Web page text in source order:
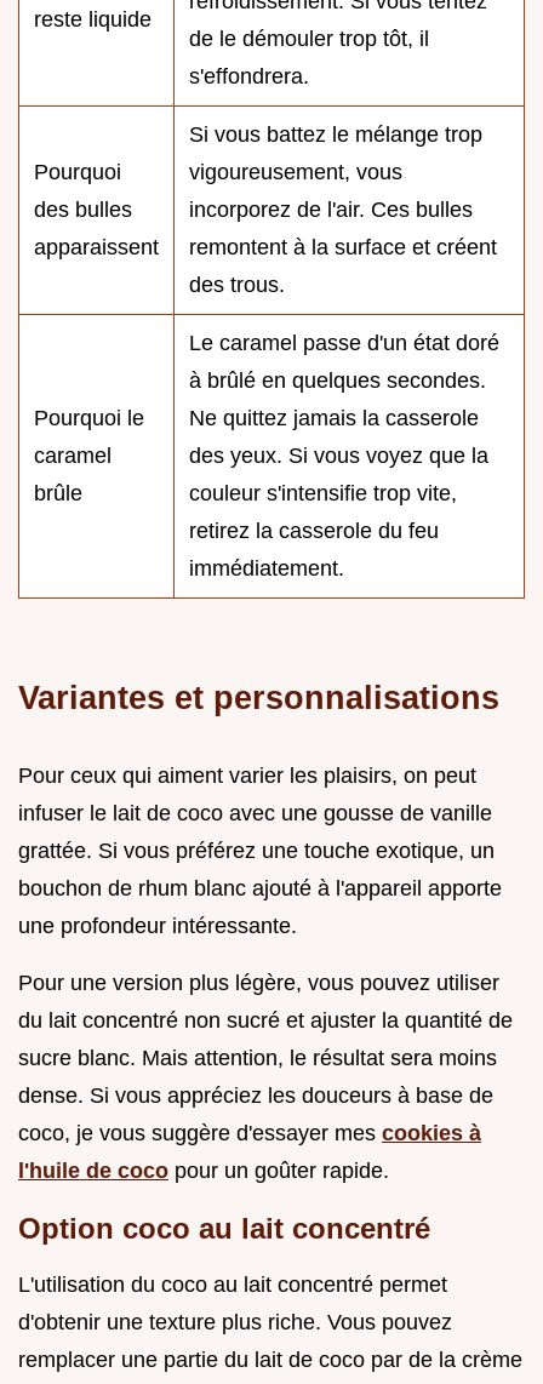
reste liquide
de le démouler trop tôt, il
s'effondrera.
Pourquoi
des bulles
apparaissent
Si vous battez le mélange trop
vigoureusement, vous
incorporez de l'air. Ces bulles
remontent à la surface et créent
des trous.
Pourquoi le
caramel
brûle
Le caramel passe d'un état doré
à brûlé en quelques secondes.
Ne quittez jamais la casserole
des yeux. Si vous voyez que la
couleur s'intensifie trop vite,
retirez la casserole du feu
immédiatement.
Variantes et personnalisations
Pour ceux qui aiment varier les plaisirs, on peut
infuser le lait de coco avec une gousse de vanille
grattée. Si vous préférez une touche exotique, un
bouchon de rhum blanc ajouté à l'appareil apporte
une profondeur intéressante.
Pour une version plus légère, vous pouvez utiliser
du lait concentré non sucré et ajuster la quantité de
sucre blanc. Mais attention, le résultat sera moins
dense. Si vous appréciez les douceurs à base de
coco, je vous suggère d'essayer mes cookies à
l'huile de coco pour un goûter rapide.
Option coco au lait concentré
L'utilisation du coco au lait concentré permet
d'obtenir une texture plus riche. Vous pouvez
remplacer une partie du lait de coco par de la crème